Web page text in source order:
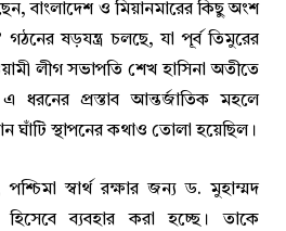
বাংলাদেশ ও মিয়ানমারের কিছু অংশ
গঠনের ষড়যন্ত্র চলছে, যা পূর্ব তিমুরের
লীগ সভাপতি শেখ হাসিনা অতীতে
ধরনের প্রস্তাব আন্তর্জাতিক মহলে
ঘাঁটি স্থাপনের কথাও তোলা হয়েছিল।
স্বার্থ রক্ষার জন্য ড. মুহাম্মদ
হিসেবে ব্যবহার করা হচ্ছে। তাকে